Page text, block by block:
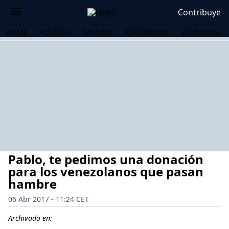
Contribuye
HOME POLÍTICA MUNDO PERIODISMO ECONOMÍA
Pablo, te pedimos una donación
para los venezolanos que pasan
hambre
06 Abr 2017 - 11:24 CET
Archivado en: